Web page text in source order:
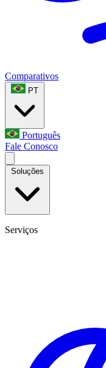
Comparativos
PT
Português
Fale Conosco
Soluções
Serviços